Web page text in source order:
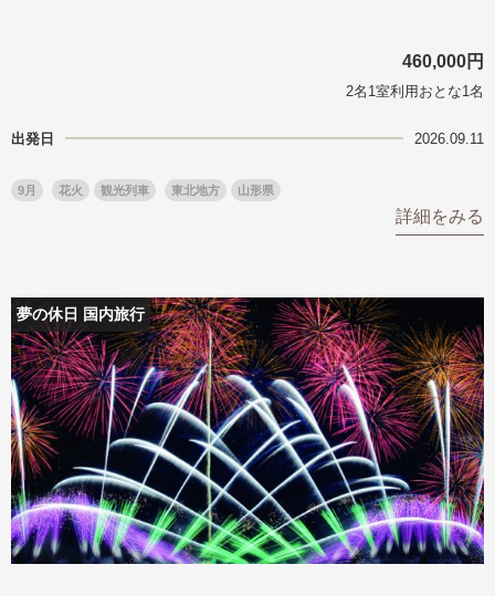
460,000円
2名1室利用おとな1名
出発日 2026.09.11
9月 花火 観光列車 東北地方 山形県
詳細をみる
夢の休日 国内旅行